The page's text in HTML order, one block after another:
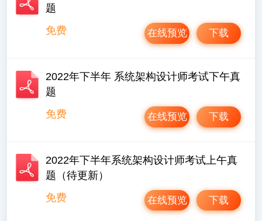
题
免费
下载
在线预览
2022年下半年 系统架构设计师考试下午真
题
免费
下载
在线预览
2022年下半年系统架构设计师考试上午真
题（待更新）
免费
下载
在线预览